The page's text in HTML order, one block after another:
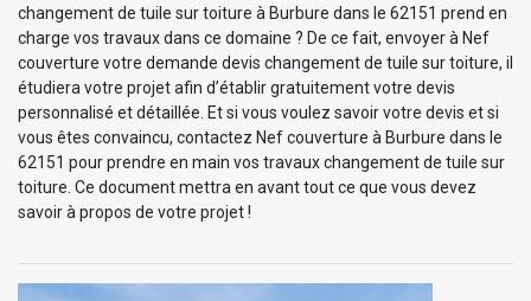
changement de tuile sur toiture à Burbure dans le 62151 prend en
charge vos travaux dans ce domaine ? De ce fait, envoyer à Nef
couverture votre demande devis changement de tuile sur toiture, il
étudiera votre projet afin d’établir gratuitement votre devis
personnalisé et détaillée. Et si vous voulez savoir votre devis et si
vous êtes convaincu, contactez Nef couverture à Burbure dans le
62151 pour prendre en main vos travaux changement de tuile sur
toiture. Ce document mettra en avant tout ce que vous devez
savoir à propos de votre projet !